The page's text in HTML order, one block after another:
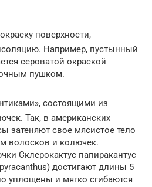
поверхности,
Например, пустынный
сероватой окраской
пушком.
состоящими из
Так, в американских
затеняют свое мясистое тело
волосков и колючек.
Склерокактус папиракантус
достигают длины 5
уплощены и мягко сгибаются